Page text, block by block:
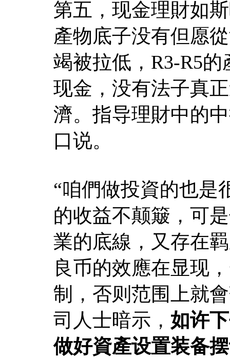
第五，现金理財如
產物底子没有但愿
竭被拉低，R3-R5
现金，没有法子真
濟。指导理財中的
口说。
“咱們做投資的也是
的收益不颠簸，可
業的底線，又存在
良币的效應在显现
制，否则范围上就
司人士暗示， 如许
做好資產设置装备